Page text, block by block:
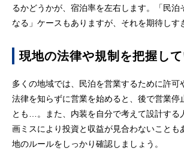
るかどうかが、宿泊率を左右します。「民泊
なる」ケースもありますが、それを期待しす
現地の法律や規制を把握し
多くの地域では、民泊を営業するために許可
法律を知らずに営業を始めると、後で営業停
とも…。また、内装を自分で考えて設計する
画ミスにより投資と収益が見合わないことも
地のルールをしっかり確認しましょう。